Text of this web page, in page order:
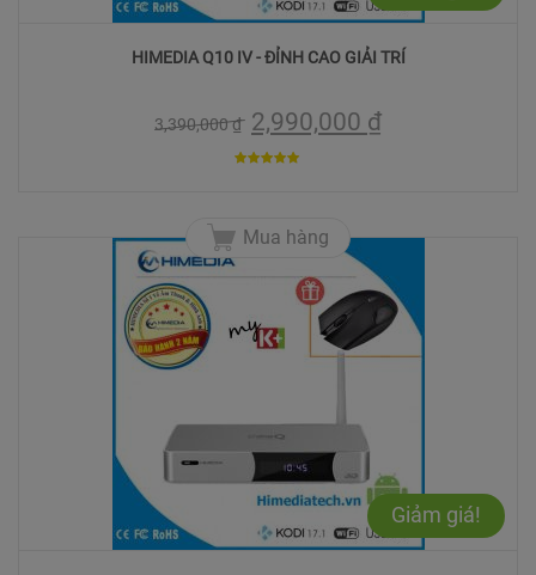
HIMEDIA Q10 IV - ĐỈNH CAO GIẢI TRÍ
3,390,000₫ 2,990,000 ₫
Mua hàng
Giảm giá!